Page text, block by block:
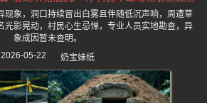
现象，洞口持续冒出白雾且伴随低沉声响，周遭草
光影晃动，村民心生忌惮，专业人员实地勘查，异
象成因暂未查明。
2026-05-22
奶宝妹纸